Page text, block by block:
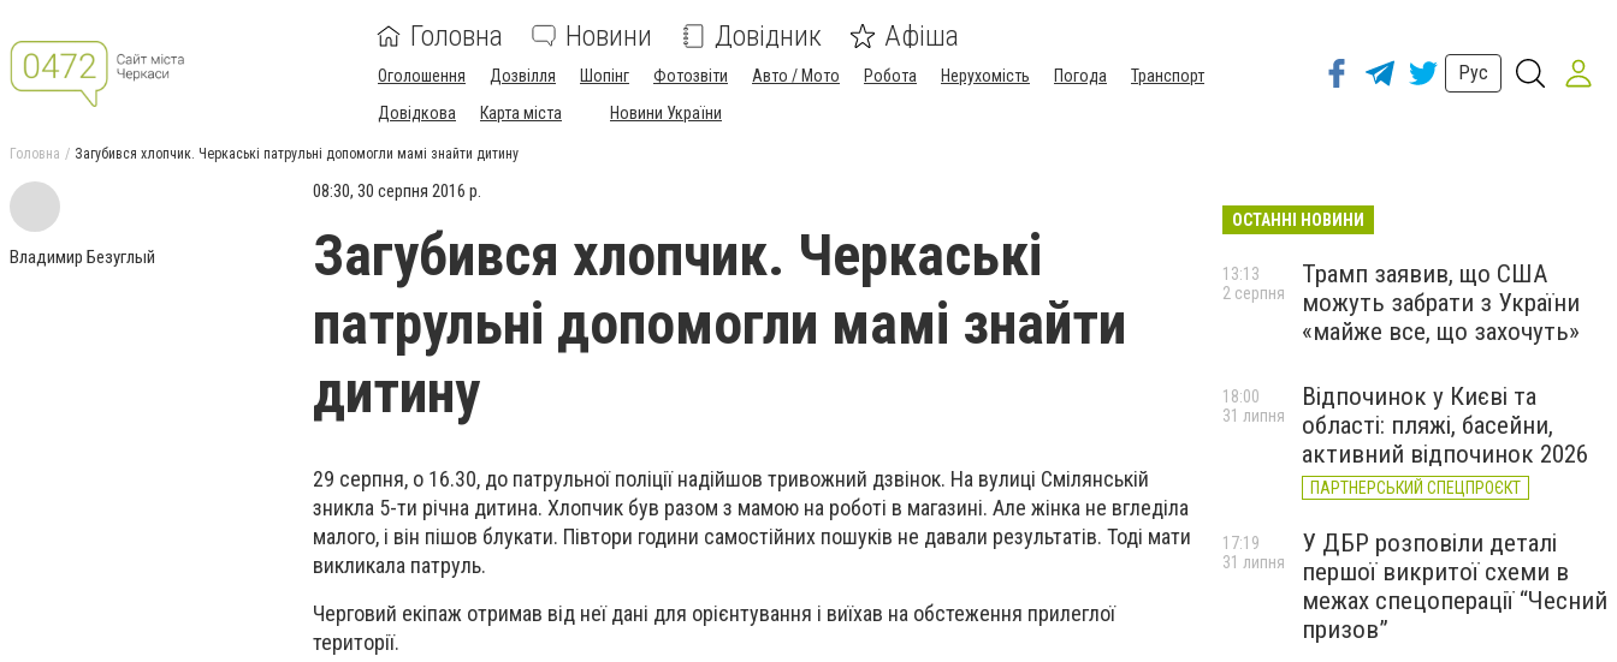
Головна Новини Довідник Афіша
Оголошення Дозвілля Шопінг Фотозвіти Авто / Мото Робота Нерухомість Погода
Транспорт
Довідкова
Карта міста Новини України
Рус
Головна Загубився хлопчик. Черкаські патрульні допомогли мамі знайти дитину
Владимир Безуглый
08:30, 30 серпня 2016 р.
Загубився хлопчик. Черкаські
патрульні допомогли мамі знайти
дитину
29 серпня, о 16.30, до патрульної поліції надійшов тривожний дзвінок. На вулиці Смілянській
зникла 5-ти річна дитина. Хлопчик був разом з мамою на роботі в магазині. Але жінка не вгледіла
малого, і він пішов блукати. Півтори години самостійних пошуків не давали результатів. Тоді мати
викликала патруль.
Черговий екіпаж отримав від неї дані для орієнтування і виїхав на обстеження прилеглої
території.
ОСТАННІ НОВИНИ
Трамп заявив, що США
можуть забрати з України
«майже все, що захочуть»
13:13
2 серпня
Відпочинок у Києві та
області: пляжі, басейни,
активний відпочинок 2026
ПАРТНЕРСЬКИЙ СПЕЦПРОЄКТ
18:00
31 липня
У ДБР розповіли деталі
першої викритої схеми в
межах спецоперації “Чесний
призов”
17:19
31 липня